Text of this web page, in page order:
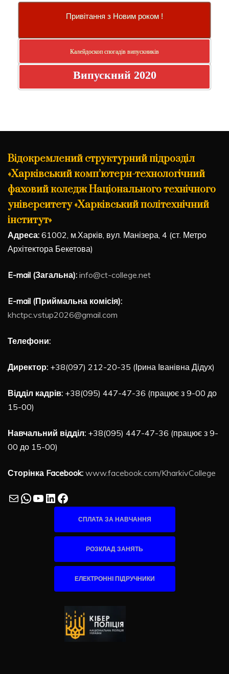
Привітання з Новим роком !
Калейдоскоп спогадів випускників
Випускний 2020
Відокремлений структурний підрозділ
«Харківський комп’ютерн-технологічний
фаховий коледж Національного технічного
університету «Харківський політехнічний
інститут»
Адреса: 61002, м.Харків, вул. Манізера, 4 (ст. Метро
Архітектора Бекетова)
E-mail (Загальна): info@ct-college.net
E-mail (Приймальна комісія):
khctpc.vstup2026@gmail.com
Телефони:
Директор: +38(097) 212-20-35 (Ірина Іванівна Дідух)
Відділ кадрів: +38(095) 447-47-36 (працює з 9-00 до
15-00)
Навчальний відділ: +38(095) 447-47-36 (працює з 9-
00 до 15-00)
Сторінка Facebook: www.facebook.com/KharkivCollege
MailWhatsApp
YouTube
LinkedIn
Facebook
СПЛАТА ЗА НАВЧАННЯ
РОЗКЛАД ЗАНЯТЬ
ЕЛЕКТРОННІ ПІДРУЧНИКИ